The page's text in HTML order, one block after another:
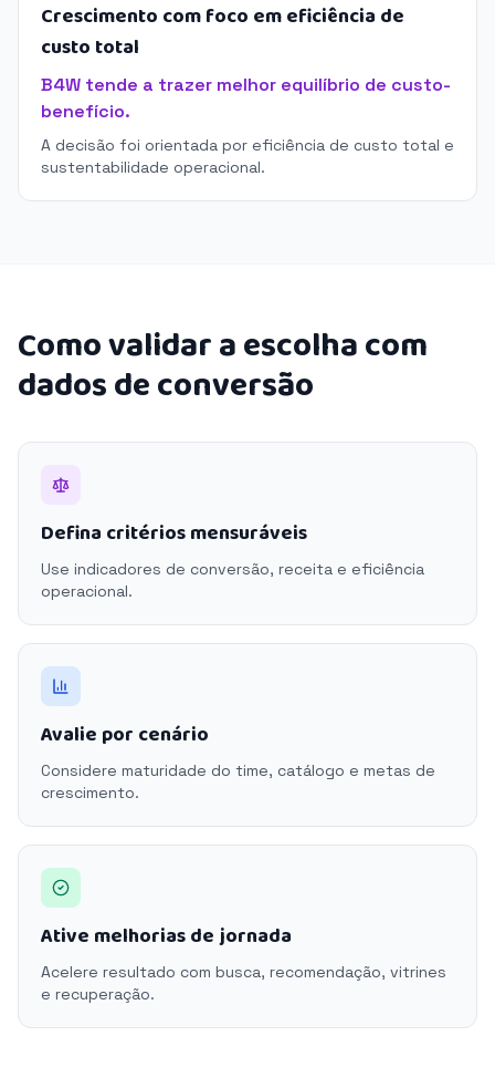
Crescimento com foco em eficiência de
custo total
B4W tende a trazer melhor equilíbrio de custo-
benefício.
A decisão foi orientada por eficiência de custo total e
sustentabilidade operacional.
Como validar a escolha com
dados de conversão
Defina critérios mensuráveis
Use indicadores de conversão, receita e eficiência
operacional.
Avalie por cenário
Considere maturidade do time, catálogo e metas de
crescimento.
Ative melhorias de jornada
Acelere resultado com busca, recomendação, vitrines
e recuperação.